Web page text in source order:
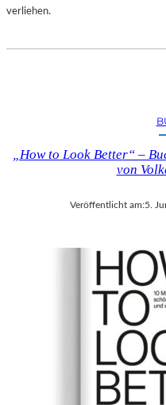
verliehen.
„How to Look Better“ –
von
Veröffentlicht am:5.